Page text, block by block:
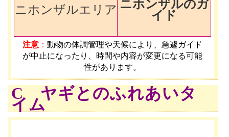
ニホンザルエリア ニホンザルのガ
イド
注意 ：動物の体調管理や天候により、急遽ガイド
が中止になったり、時間や内容が変更になる可能
性があります。
C ヤギとのふれあいタ
イム